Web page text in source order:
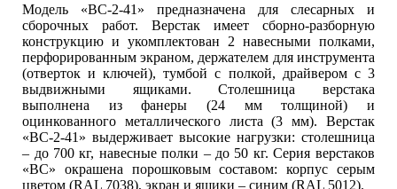
Модель «ВС-2-41» предназначена для слесарных и
сборочных работ. Верстак имеет сборно-разборную
конструкцию и укомплектован 2 навесными полками,
перфорированным экраном, держателем для инструмента
(отверток и ключей), тумбой с полкой, драйвером с 3
выдвижными ящиками. Столешница верстака
выполнена из фанеры (24 мм толщиной) и
оцинкованного металлического листа (3 мм). Верстак
«ВС-2-41» выдерживает высокие нагрузки: столешница
– до 700 кг, навесные полки – до 50 кг. Серия верстаков
«ВС» окрашена порошковым составом: корпус серым
цветом (RAL 7038), экран и ящики – синим (RAL 5012).